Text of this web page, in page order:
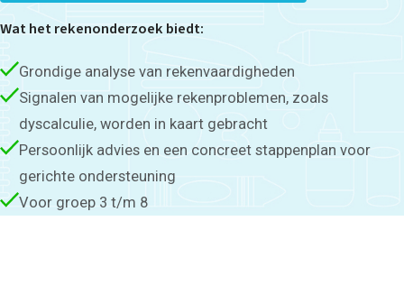
Wat het rekenonderzoek biedt:
Grondige analyse van rekenvaardigheden
Signalen van mogelijke rekenproblemen, zoals
dyscalculie, worden in kaart gebracht
Persoonlijk advies en een concreet stappenplan voor
gerichte ondersteuning
Voor groep 3 t/m 8